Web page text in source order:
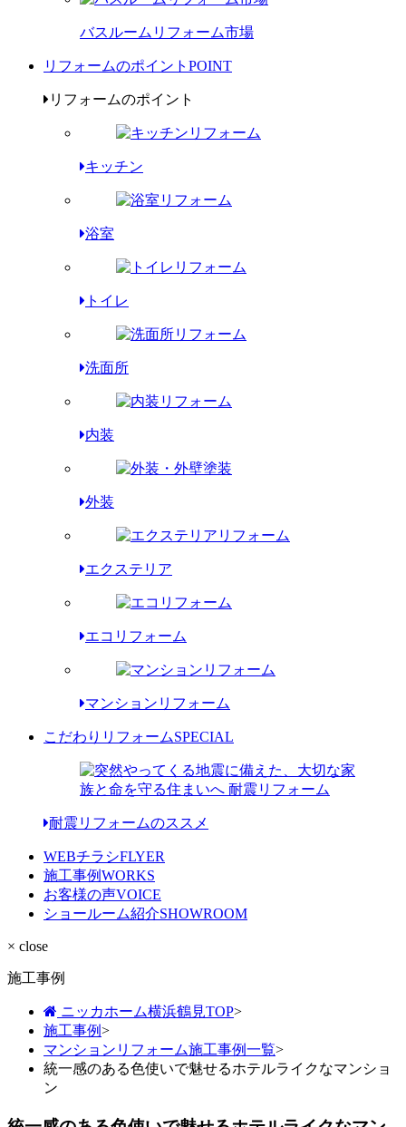
バスルームリフォーム市場
リフォームのポイント POINT
リフォームのポイント
キッチン
浴室
トイレ
洗面所
内装
外装
エクステリア
エコリフォーム
マンションリフォーム
こだわりリフォームSPECIAL
耐震リフォームのススメ
WEBチラシFLYER
施工事例WORKS
お客様の声VOICE
ショールーム紹介SHOWROOM
× close
施工事例
ニッカホーム横浜鶴見TOP>
施工事例>
マンションリフォーム施工事例一覧>
統一感のある色使いで魅せるホテルライクなマンショ
ン